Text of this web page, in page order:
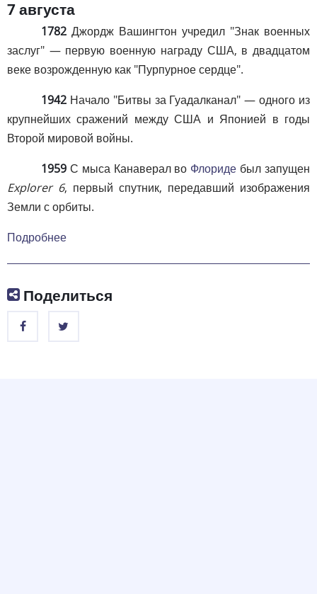
7 августа
1782 Джордж Вашингтон учредил "Знак военных
заслуг" — первую военную награду США, в двадцатом
веке возрожденную как "Пурпурное сердце".
1942 Начало "Битвы за Гуадалканал" — одного из
крупнейших сражений между США и Японией в годы
Второй мировой войны.
1959 С мыса Канаверал во Флориде был запущен
Explorer 6, первый спутник, передавший изображения
Земли с орбиты.
Подробнее
Поделиться